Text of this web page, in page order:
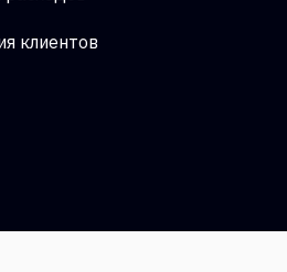
клиентов